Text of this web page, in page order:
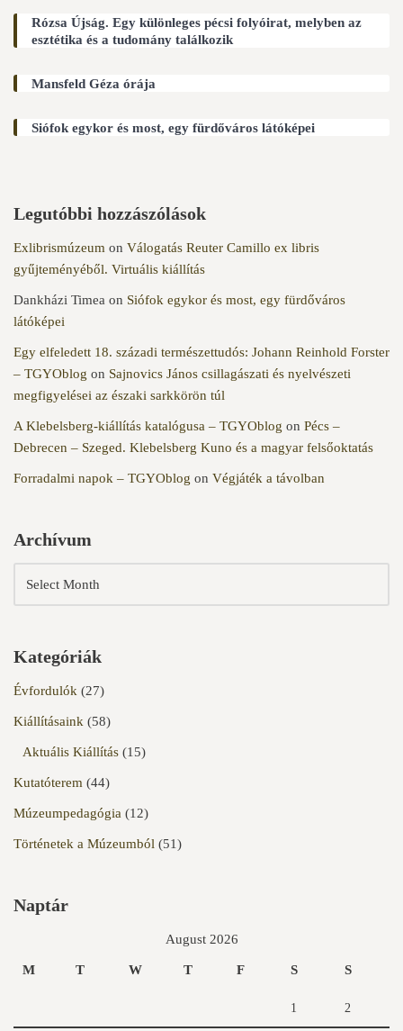
Rózsa Újság. Egy különleges pécsi folyóirat, melyben az
esztétika és a tudomány találkozik
Mansfeld Géza órája
Siófok egykor és most, egy fürdőváros látóképei
Legutóbbi hozzászólások
Exlibrismúzeum on Válogatás Reuter Camillo ex libris
gyűjteményéből. Virtuális kiállítás
Dankházi Timea on Siófok egykor és most, egy fürdőváros
látóképei
Egy elfeledett 18. századi természettudós: Johann Reinhold Forster
– TGYOblog on Sajnovics János csillagászati és nyelvészeti
megfigyelései az északi sarkkörön túl
A Klebelsberg-kiállítás katalógusa – TGYOblog on Pécs –
Debrecen – Szeged. Klebelsberg Kuno és a magyar felsőoktatás
Forradalmi napok – TGYOblog on Végjáték a távolban
Archívum
Kategóriák
Évfordulók (27)
Kiállításaink (58)
Aktuális Kiállítás (15)
Kutatóterem (44)
Múzeumpedagógia (12)
Történetek a Múzeumból (51)
Naptár
August 2026
M T W T F S S
1 2